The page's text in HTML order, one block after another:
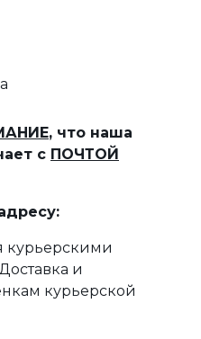
, что наша
с ПОЧТОЙ
курьерскими
и
курьерской